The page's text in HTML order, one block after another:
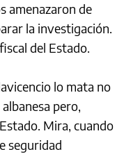
amenazaron de
la investigación.
del Estado.
lo mata no
pero,
Mira, cuando
seguridad